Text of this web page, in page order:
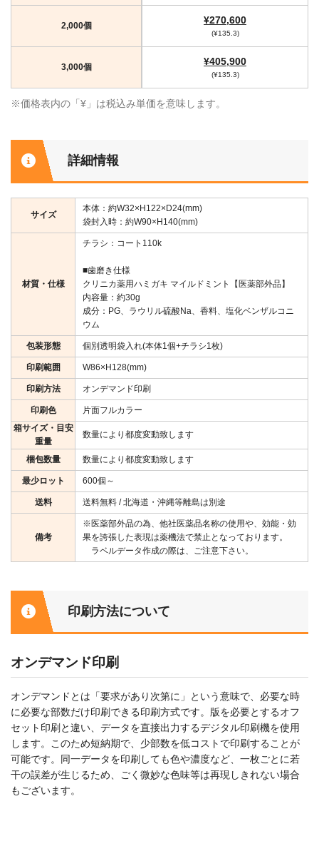
2,000個 ¥270,600
(¥135.3)
3,000個 ¥405,900
(¥135.3)
※価格表内の「¥」は税込み単価を意味します。
詳細情報
サイズ
本体：約W32×H122×D24(mm)
袋封入時：約W90×H140(mm)
材質・仕様
チラシ：コート110k
■歯磨き仕様
クリニカ薬用ハミガキ マイルドミント【医薬部外品】
内容量：約30g
成分：PG、ラウリル硫酸Na、香料、塩化ベンザルコニ
ウム
包装形態 個別透明袋入れ(本体1個+チラシ1枚)
印刷範囲 W86×H128(mm)
印刷方法 オンデマンド印刷
印刷色
片面フルカラー
箱サイズ・目安
重量
数量により都度変動致します
梱包数量 数量により都度変動致します
最少ロット 600個～
送料 送料無料 / 北海道・沖縄等離島は別途
備考
※医薬部外品の為、他社医薬品名称の使用や、効能・効
果を誇張した表現は薬機法で禁止となっております。
ラベルデータ作成の際は、ご注意下さい。
印刷方法について
オンデマンド印刷
オンデマンドとは「要求があり次第に」という意味で、必要な時
に必要な部数だけ印刷できる印刷方式です。版を必要とするオフ
セット印刷と違い、データを直接出力するデジタル印刷機を使用
します。このため短納期で、少部数を低コストで印刷することが
可能です。同一データを印刷しても色や濃度など、一枚ごとに若
干の誤差が生じるため、ごく微妙な色味等は再現しきれない場合
もございます。